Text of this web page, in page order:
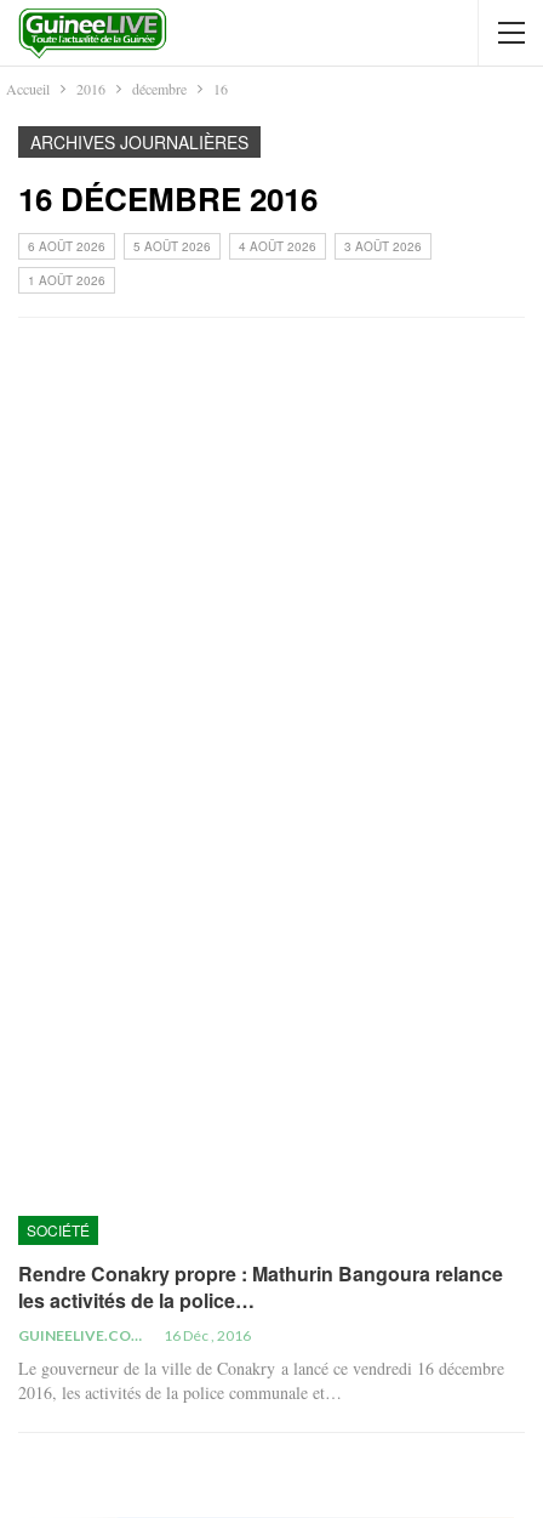
Accueil 2016 décembre 16
ARCHIVES JOURNALIÈRES
16 DÉCEMBRE 2016
6 AOÛT 2026 5 AOÛT 2026 4 AOÛT 2026
3 AOÛT 2026
1 AOÛT 2026
SOCIÉTÉ
Rendre Conakry propre : Mathurin Bangoura relance
les activités de la police…
GUINEELIVE.COM 16 Déc , 2016
Le gouverneur de la ville de Conakry a lancé ce vendredi 16 décembre
2016, les activités de la police communale et…